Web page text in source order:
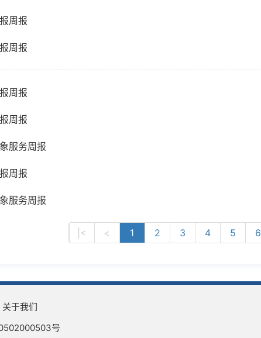
周报
周报
周报
周报
服务周报
周报
服务周报
|< < 1 2 3 4 5 6
关于我们
号